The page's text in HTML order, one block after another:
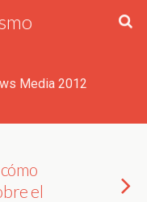
Media 2012
el